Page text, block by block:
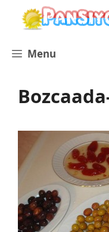
İçeriğe
Menu